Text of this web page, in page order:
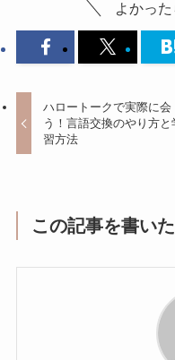
よかっ
ハロートークで実際に会
う！言語交換のやり方と
習方法
この記事を書い